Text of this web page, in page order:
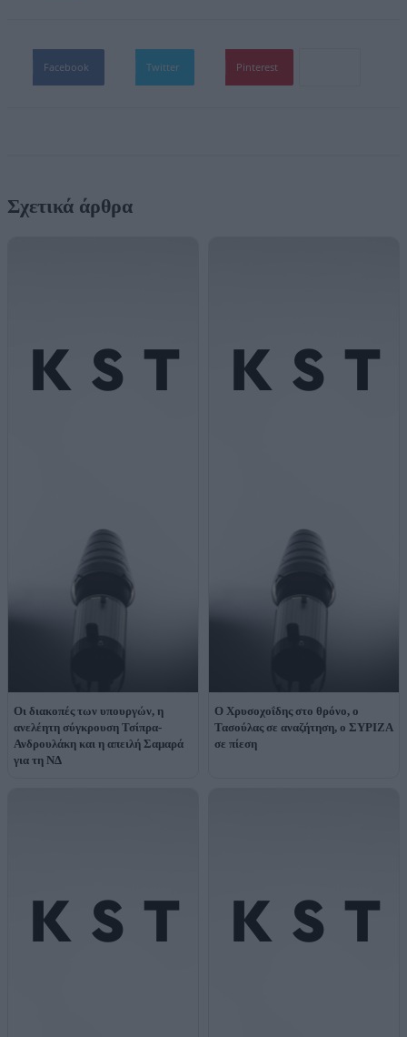
Facebook Twitter Pinterest
Σχετικά άρθρα
Οι διακοπές των υπουργών, η
ανελέητη σύγκρουση Τσίπρα-
Ανδρουλάκη και η απειλή Σαμαρά
για τη ΝΔ
Ο Χρυσοχοΐδης στο θρόνο, ο
Τασούλας σε αναζήτηση, ο ΣΥΡΙΖΑ
σε πίεση